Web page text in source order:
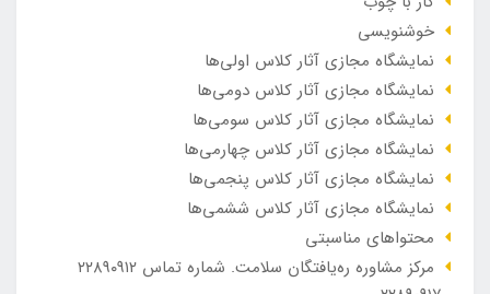
خوشنویسی
نمایشگاه مجازی آثار کلاس اولی‌ها
نمایشگاه مجازی آثار کلاس دومی‌ها
نمایشگاه مجازی آثار کلاس سومی‌ها
نمایشگاه مجازی آثار کلاس چهارمی‌ها
نمایشگاه مجازی آثار کلاس پنجمی‌ها
نمایشگاه مجازی آثار کلاس ششمی‌ها
محتواهای مناسبتی
مرکز مشاوره ره‌یافتگان سلامت. شماره تماس ۲۲۸۹۰۹۱۲